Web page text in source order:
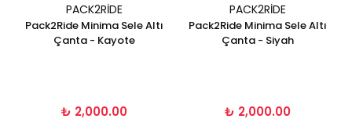
PACK2RIDE
Pack2Ride Minima Sele Altı
Çanta - Kayote
₺ 2,000.00
PACK2RIDE
Pack2Ride Minima Sele Altı
Çanta - Siyah
₺ 2,000.00